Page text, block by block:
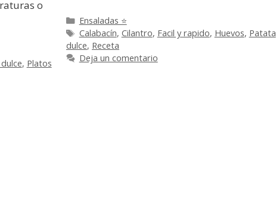
o
, Platos
Categorías
Ensaladas ⭐
Etiquetas
Calabacín, Cilantro, Facil y rapido, Huevos, Patata
dulce, Receta
Deja un comentario